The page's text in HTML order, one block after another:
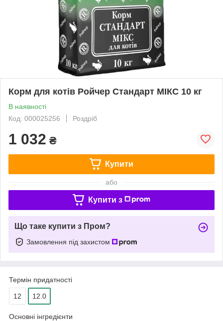
Корм для котів Ройчер Стандарт МІКС 10 кг
В наявності
Код: 000025256
Роздріб
1 032 ₴
Купити
або
Купити з
Що таке купити з Пром?
Замовлення під захистом
Термін придатності
12 12.0
Основні інгредієнти